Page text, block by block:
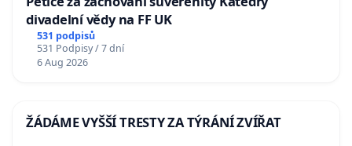
divadelní vědy na FF UK
531 podpisů
531 Podpisy / 7 dní
6 Aug 2026
ŽÁDÁME VYŠŠÍ TRESTY ZA TÝRÁNÍ ZVÍŘAT